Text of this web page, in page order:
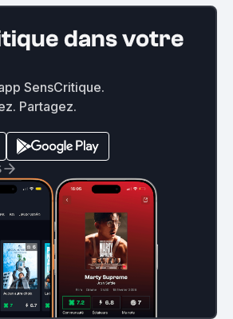
dans votre
SensCritique.
Partagez.